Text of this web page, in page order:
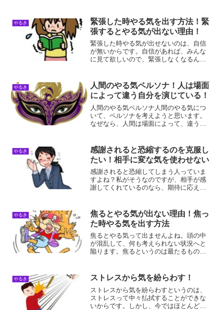
できるわけがないと思う理由できるわけ
がないと思う理由は、自信...
やるき
緊張した時やる気を出す方法！緊
張するとやる気が出ない理由！
緊張した時やる気が出せないのは、自信
が無いからです。自信があれば、みんな
に見て欲しいので、緊張しなくなるんで
とやる気が出ない理由緊張するとやる気
が出ない理由は、焦るから...
やるき
人間のやる気ペルソナ！人は場面
によって違う自分を演じている！
人間のやる気ペルソナ人間のやる気につ
いて、ペルソナを考えようと思います。
なぜなら、人間は場面によって、違う自
うすればネガティブにならずに済むのか
をちょっと飛躍的に考えて...
やるき
感謝されると恐縮するのを克服し
たい！相手に変な気を使わせない
感謝されると恐縮してしまう人っていま
すよね？私がそうなのですが、相手が感
謝してくれているのなら、期待に応えて
きです。じゃないと、相手も恐縮してし
まうので。感謝されると恐...
やるき
焦るとやる気が出ない理由！焦っ
た時やる気を出す方法
焦るとやる気って出ませんよね。頭の中
が混乱して、何も考えられない状況へと
陥ります。焦るというのは最たるものな
るので、危機管理能力の欠如にも繋がる
んですよね。焦るとやる気...
やるき ストレスから気を紛らわす！
ストレスから気を紛らわすというのは、
ストレスって中々払拭することができな
いからです。しかし、今ではほとんどス